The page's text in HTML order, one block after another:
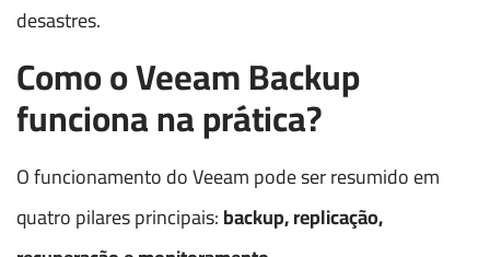
desastres.
Como o Veeam Backup
funciona na prática?
O funcionamento do Veeam pode ser resumido em
quatro pilares principais:backup, replicação,